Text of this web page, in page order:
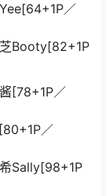
／
Booty[82+1P
[78+1P／
／
Sally[98+1P